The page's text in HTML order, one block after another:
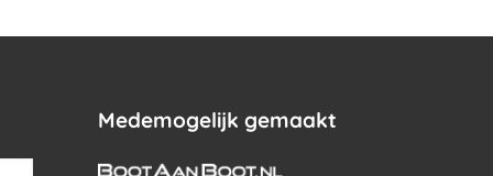
Medemogelijk gemaakt